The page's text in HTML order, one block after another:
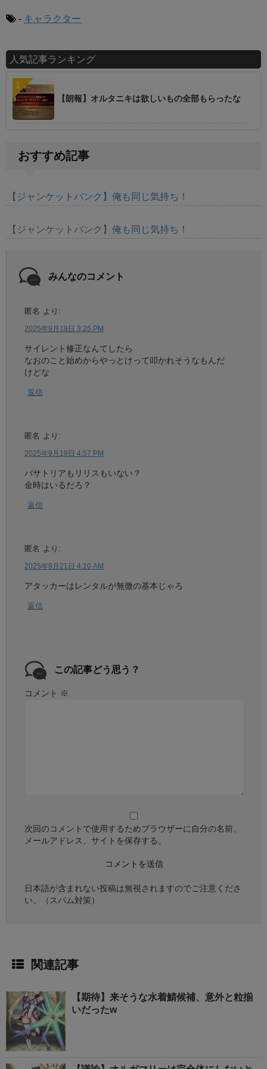
- キャラクター
人気記事ランキング
【朗報】オルタニキは欲しいもの全部もらったな
おすすめ記事
【ジャンケットバンク】俺も同じ気持ち！
【ジャンケットバンク】俺も同じ気持ち！
みんなのコメント
匿名 より:
2025年9月19日 3:25 PM
サイレント修正なんてしたら
なおのこと始めからやっとけって叩かれそうなもんだ
けどな
返信
匿名 より:
2025年9月19日 4:57 PM
バサトリアもリリスもいない？
金時はいるだろ？
返信
匿名 より:
2025年9月21日 4:10 AM
アタッカーはレンタルが無微の基本じゃろ
返信
この記事どう思う？
コメント ※
次回のコメントで使用するためブラウザーに自分の名前、
メールアドレス、サイトを保存する。
日本語が含まれない投稿は無視されますのでご注意くださ
い。（スパム対策）
関連記事
【期待】来そうな水着鯖候補、意外と粒揃
いだったw